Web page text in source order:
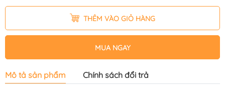
THÊM VÀO GIỎ HÀNG
MUA NGAY
Mô tả sản phẩm Chính sách đổi trả